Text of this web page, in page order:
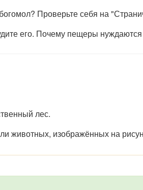
Проверьте себя на
его. Почему пещеры
лес.
животных, изображённых на